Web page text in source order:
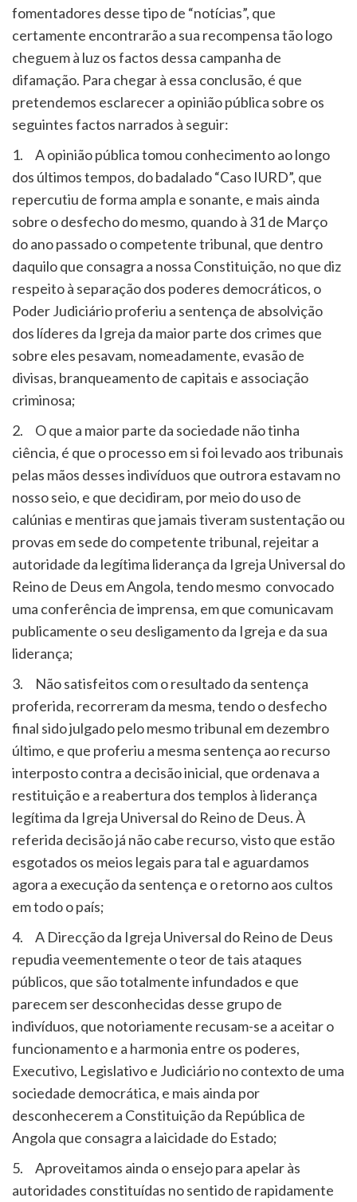
fomentadores desse tipo de “notícias”, que
certamente encontrarão a sua recompensa tão logo
cheguem à luz os factos dessa campanha de
difamação. Para chegar à essa conclusão, é que
pretendemos esclarecer a opinião pública sobre os
seguintes factos narrados à seguir:
1. A opinião pública tomou conhecimento ao longo
dos últimos tempos, do badalado “Caso IURD”, que
repercutiu de forma ampla e sonante, e mais ainda
sobre o desfecho do mesmo, quando à 31 de Março
do ano passado o competente tribunal, que dentro
daquilo que consagra a nossa Constituição, no que diz
respeito à separação dos poderes democráticos, o
Poder Judiciário proferiu a sentença de absolvição
dos líderes da Igreja da maior parte dos crimes que
sobre eles pesavam, nomeadamente, evasão de
divisas, branqueamento de capitais e associação
criminosa;
2. O que a maior parte da sociedade não tinha
ciência, é que o processo em si foi levado aos tribunais
pelas mãos desses indivíduos que outrora estavam no
nosso seio, e que decidiram, por meio do uso de
calúnias e mentiras que jamais tiveram sustentação ou
provas em sede do competente tribunal, rejeitar a
autoridade da legítima liderança da Igreja Universal do
Reino de Deus em Angola, tendo mesmo convocado
uma conferência de imprensa, em que comunicavam
publicamente o seu desligamento da Igreja e da sua
liderança;
3. Não satisfeitos com o resultado da sentença
proferida, recorreram da mesma, tendo o desfecho
final sido julgado pelo mesmo tribunal em dezembro
último, e que proferiu a mesma sentença ao recurso
interposto contra a decisão inicial, que ordenava a
restituição e a reabertura dos templos à liderança
legítima da Igreja Universal do Reino de Deus. À
referida decisão já não cabe recurso, visto que estão
esgotados os meios legais para tal e aguardamos
agora a execução da sentença e o retorno aos cultos
em todo o país;
4. A Direcção da Igreja Universal do Reino de Deus
repudia veementemente o teor de tais ataques
públicos, que são totalmente infundados e que
parecem ser desconhecidas desse grupo de
indivíduos, que notoriamente recusam-se a aceitar o
funcionamento e a harmonia entre os poderes,
Executivo, Legislativo e Judiciário no contexto de uma
sociedade democrática, e mais ainda por
desconhecerem a Constituição da República de
Angola que consagra a laicidade do Estado;
5. Aproveitamos ainda o ensejo para apelar às
autoridades constituídas no sentido de rapidamente